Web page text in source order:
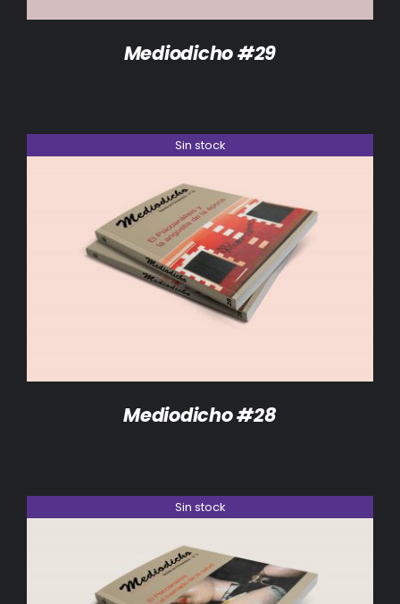
Mediodicho #29
Sin stock
DETALLES
Mediodicho #28
Sin stock